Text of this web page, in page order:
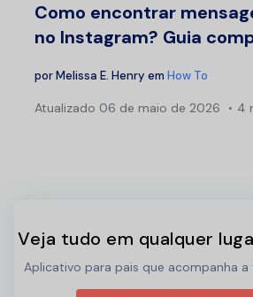
Como encontrar
no Instagram? Guia
porMelissa E. Henry em How To
Atualizado 06 de maio de 2026 4
Veja tudo em qualquer
Aplicativo para pais que acompanha